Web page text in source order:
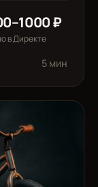
₽
в Директе
5 мин